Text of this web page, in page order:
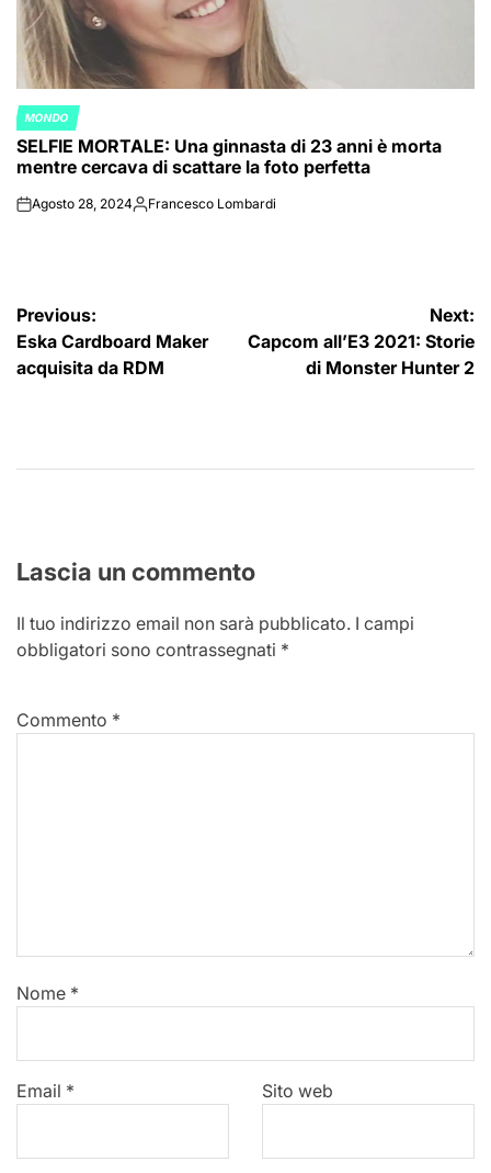
POSTED
IN
MONDO
SELFIE MORTALE: Una ginnasta di 23 anni è morta
mentre cercava di scattare la foto perfetta
onAgosto 28, 2024Posted
Francesco Lombardi
Navigazione
articoli
Previous:
Eska Cardboard Maker
acquisita da RDM
Next:
Capcom all’E3 2021: Storie
di Monster Hunter 2
Lascia un commento
Il tuo indirizzo email non sarà pubblicato. I campi
obbligatori sono contrassegnati *
Commento *
Nome *
Email * Sito web